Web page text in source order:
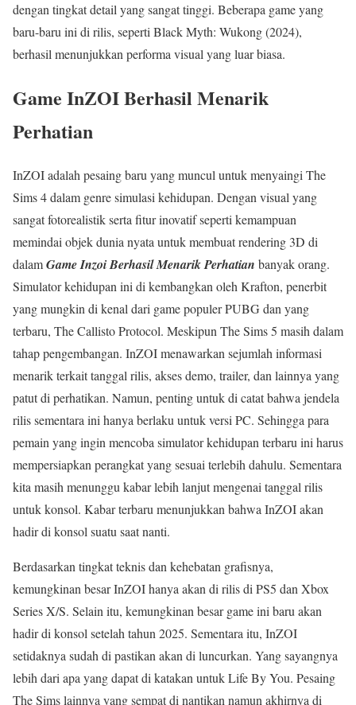
dengan tingkat detail yang sangat tinggi. Beberapa game yang
baru-baru ini di rilis, seperti Black Myth: Wukong (2024),
berhasil menunjukkan performa visual yang luar biasa.
Game InZOI Berhasil Menarik
Perhatian
InZOI adalah pesaing baru yang muncul untuk menyaingi The
Sims 4 dalam genre simulasi kehidupan. Dengan visual yang
sangat fotorealistik serta fitur inovatif seperti kemampuan
memindai objek dunia nyata untuk membuat rendering 3D di
dalamGame Inzoi Berhasil Menarik Perhatian banyak orang.
Simulator kehidupan ini di kembangkan oleh Krafton, penerbit
yang mungkin di kenal dari game populer PUBG dan yang
terbaru, The Callisto Protocol. Meskipun The Sims 5 masih dalam
tahap pengembangan. InZOI menawarkan sejumlah informasi
menarik terkait tanggal rilis, akses demo, trailer, dan lainnya yang
patut di perhatikan. Namun, penting untuk di catat bahwa jendela
rilis sementara ini hanya berlaku untuk versi PC. Sehingga para
pemain yang ingin mencoba simulator kehidupan terbaru ini harus
mempersiapkan perangkat yang sesuai terlebih dahulu. Sementara
kita masih menunggu kabar lebih lanjut mengenai tanggal rilis
untuk konsol. Kabar terbaru menunjukkan bahwa InZOI akan
hadir di konsol suatu saat nanti.
Berdasarkan tingkat teknis dan kehebatan grafisnya,
kemungkinan besar InZOI hanya akan di rilis di PS5 dan Xbox
Series X/S. Selain itu, kemungkinan besar game ini baru akan
hadir di konsol setelah tahun 2025. Sementara itu, InZOI
setidaknya sudah di pastikan akan di luncurkan. Yang sayangnya
lebih dari apa yang dapat di katakan untuk Life By You. Pesaing
The Sims lainnya yang sempat di nantikan namun akhirnya di